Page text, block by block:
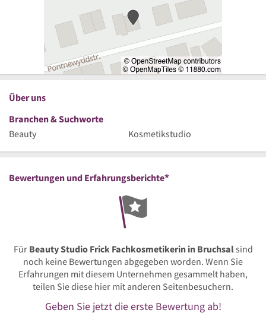
Über uns
Branchen & Suchworte
Beauty
Kosmetikstudio
Bewertungen und Erfahrungsberichte*
Für Beauty Studio Frick Fachkosmetikerin in Bruchsalsind
noch keine Bewertungen abgegeben worden. Wenn Sie
Erfahrungen mit diesem Unternehmen gesammelt haben,
teilen Sie diese hier mit anderen Seitenbesuchern.
Geben Sie jetzt die erste Bewertung ab!